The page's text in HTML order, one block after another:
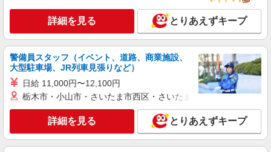
詳細を見る とりあえずキープ
警備員スタッフ（イベント、道路、商業施設、
大型駐車場、JR列車見張りなど）
日給 11,000円〜12,100円
栃木市・小山市・さいたま市西区・さいたま市岩槻区・久喜市・
詳細を見る とりあえずキープ